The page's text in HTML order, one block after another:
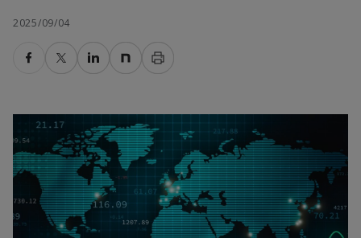
2025/09/04